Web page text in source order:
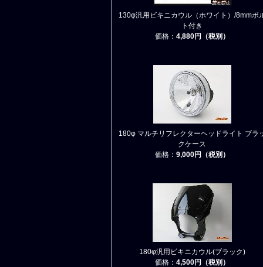
130φ汎用ビキニカウル（ホワイト）/8mmボ
ト付き
価格： 4,880円（税別）
180φ マルチリフレクターヘッドライト ブラ
クケース
価格： 9,000円（税別）
180φ汎用ビキニカウル(ブラック)
価格： 4,500円（税別）